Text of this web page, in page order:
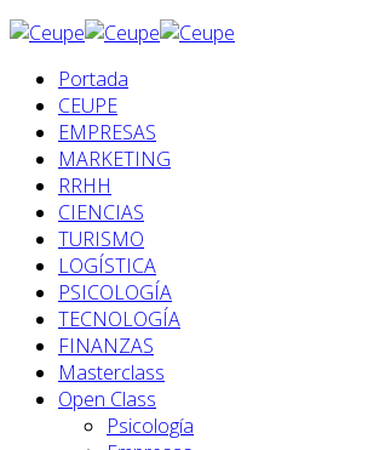
Portada
CEUPE
EMPRESAS
MARKETING
RRHH
CIENCIAS
TURISMO
LOGÍSTICA
PSICOLOGÍA
TECNOLOGÍA
FINANZAS
Masterclass
Open Class
Psicología